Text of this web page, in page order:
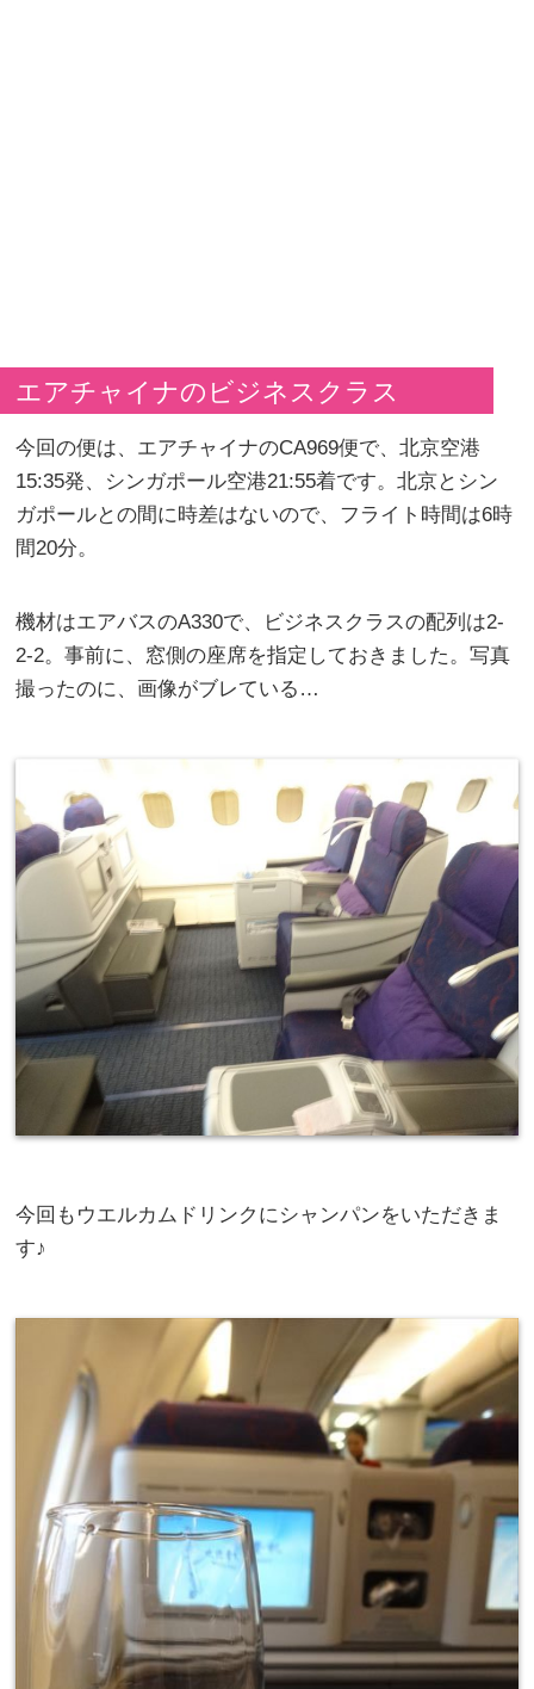
エアチャイナのビジネスクラス
今回の便は、エアチャイナのCA969便で、北京空港
15:35発、シンガポール空港21:55着です。北京とシン
ガポールとの間に時差はないので、フライト時間は6時
間20分。
機材はエアバスのA330で、ビジネスクラスの配列は2-
2-2。事前に、窓側の座席を指定しておきました。写真
撮ったのに、画像がブレている…
今回もウエルカムドリンクにシャンパンをいただきま
す♪